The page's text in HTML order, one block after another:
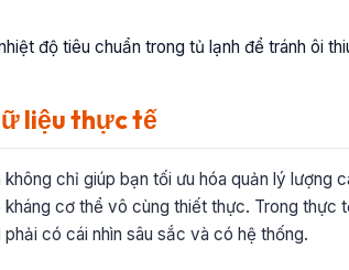
độ tiêu chuẩn trong tủ lạnh để tránh ôi
liệu thực tế
chỉ giúp bạn tối ưu hóa quản lý lượng
cơ thể vô cùng thiết thực. Trong thực
có cái nhìn sâu sắc và có hệ thống.